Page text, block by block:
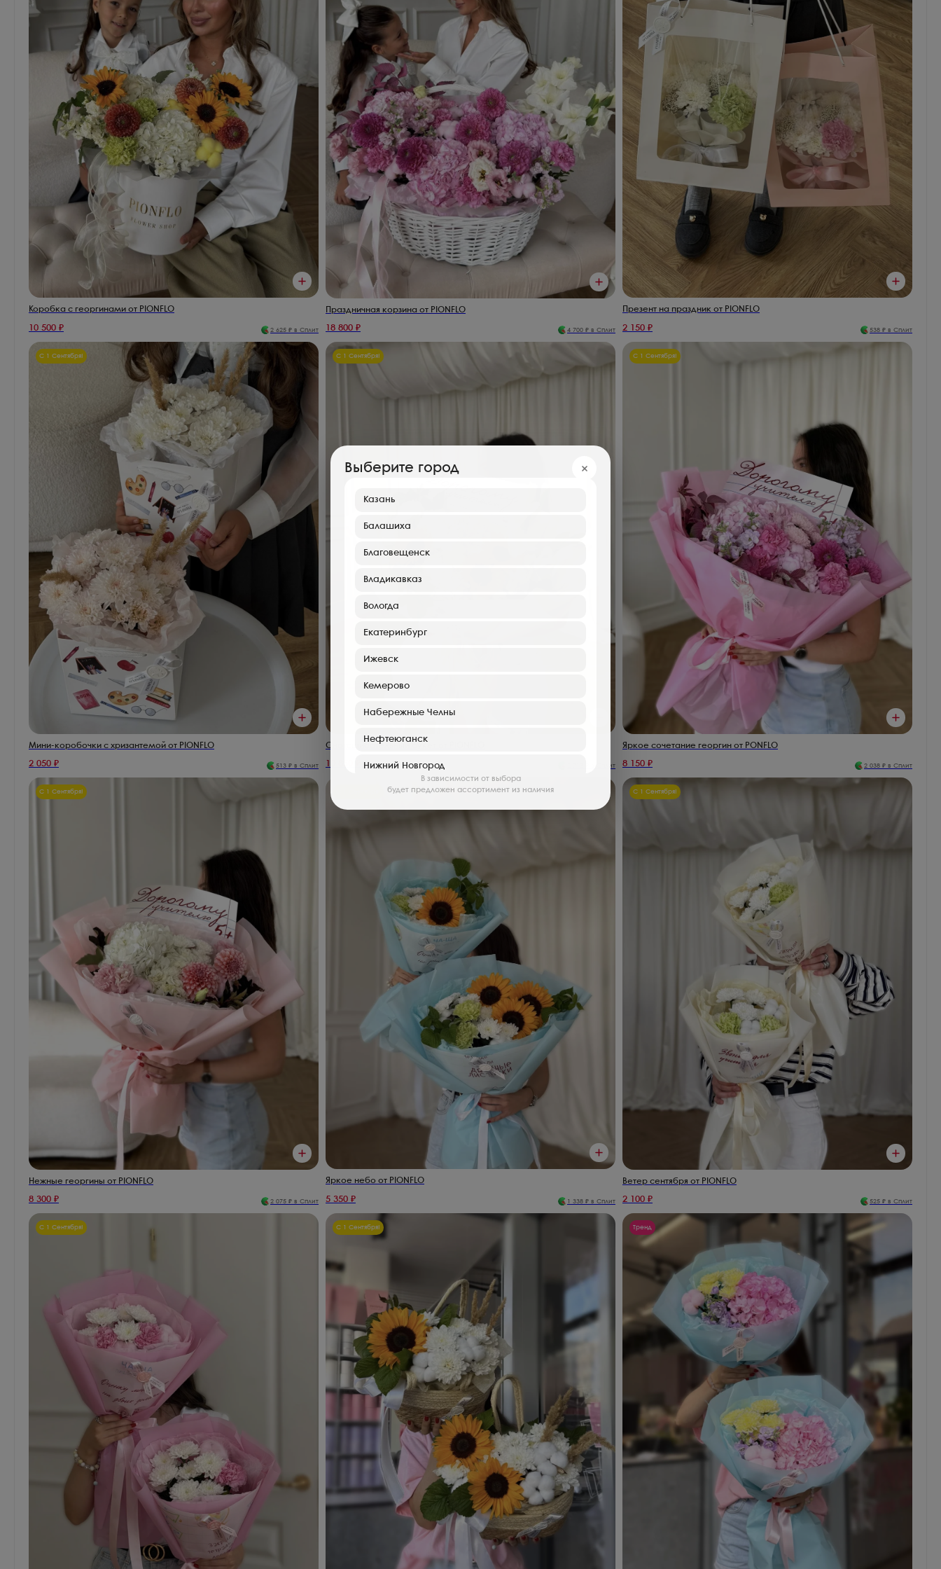
Коробка с георгинами от PIONFLO
10 500 ₽ 2 625 ₽ в Сплит
Праздничная корзина от PIONFLO
18 800 ₽ 4 700 ₽ в Сплит
Презент на праздник от PIONFLO
2 150 ₽ 538 ₽ в Сплит
С 1 Сентября!
Мини-коробочки с хризантемой от PIONFLO
2 050 ₽ 513 ₽ в Сплит
С 1 Сентября!
Сногсшибательный букет от PIONFLO
10 850 ₽ в Сплит
С 1 Сентября!
Яркое сочетание георгин от PONFLO
8 150 ₽ 2 038 ₽ в Сплит
С 1 Сентября!
Нежные георгины от PIONFLO
8 300 ₽ 2 075 ₽ в Сплит
Яркое небо от PIONFLO
5 350 ₽ 1 338 ₽ в Сплит
С 1 Сентября!
Ветер сентября от PIONFLO
2 100 ₽ 525 ₽ в Сплит
С 1 Сентября! С 1 Сентября! Тренд
Выберите город
Казань
Балашиха
Благовещенск
Владикавказ
Вологда
Екатеринбург
Ижевск
Кемерово
Набережные Челны
Нефтеюганск
Нижний Новгород
Пермь
Клин
Нефтекамск
Коммунарка
В зависимости от выбора
будет предложен ассортимент из наличия